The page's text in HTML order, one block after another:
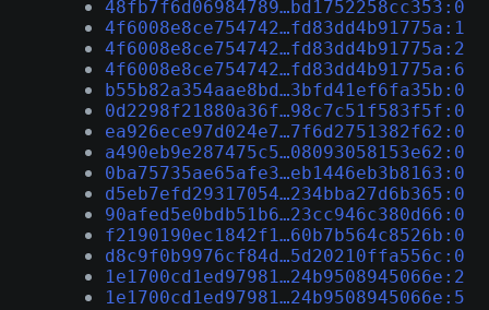
48fb7f6d06984789…bd1752258cc353:0
4f6008e8ce754742…fd83dd4b91775a:1
4f6008e8ce754742…fd83dd4b91775a:2
4f6008e8ce754742…fd83dd4b91775a:6
b55b82a354aae8bd…3bfd41ef6fa35b:0
0d2298f21880a36f…98c7c51f583f5f:0
ea926ece97d024e7…7f6d2751382f62:0
a490eb9e287475c5…08093058153e62:0
0ba75735ae65afe3…eb1446eb3b8163:0
d5eb7efd29317054…234bba27d6b365:0
90afed5e0bdb51b6…23cc946c380d66:0
f2190190ec1842f1…60b7b564c8526b:0
d8c9f0b9976cf84d…5d20210ffa556c:0
1e1700cd1ed97981…24b9508945066e:2
1e1700cd1ed97981…24b9508945066e:5